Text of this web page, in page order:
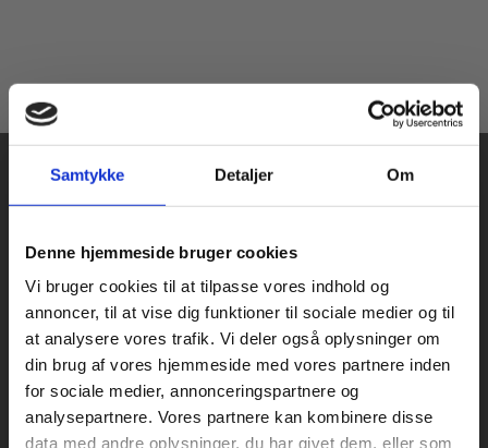
Samtykke Detaljer Om
Denne hjemmeside bruger cookies
Vi bruger cookies til at tilpasse vores indhold og
annoncer, til at vise dig funktioner til sociale medier og til
at analysere vores trafik. Vi deler også oplysninger om
din brug af vores hjemmeside med vores partnere inden
for sociale medier, annonceringspartnere og
analysepartnere. Vores partnere kan kombinere disse
data med andre oplysninger, du har givet dem, eller som
Praxis Forlag A/S
CVR 41280921
København
Vognmagergade 7, 5. sal
1120 København K
Køb læremidler og find masterclasses mm.
Fortsæt som:
For privatkunder og
studerende. Du får
For institutioner og
virksomheder. Du